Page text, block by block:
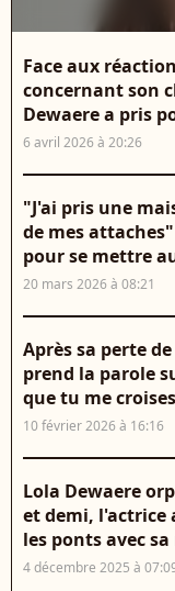
Face aux
concernant son
Dewaere a pris
6 avril 2026 à 20:26
"J'ai pris une
de mes
pour se mettre
20 mars 2026 à 08:21
Après sa perte
prend la parole
que tu me
10 février 2026 à 16:16
Lola Dewaere
et demi, l'actrice
les ponts avec
4 décembre 2025 à